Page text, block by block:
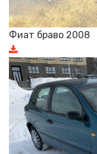
Фиат браво 2008